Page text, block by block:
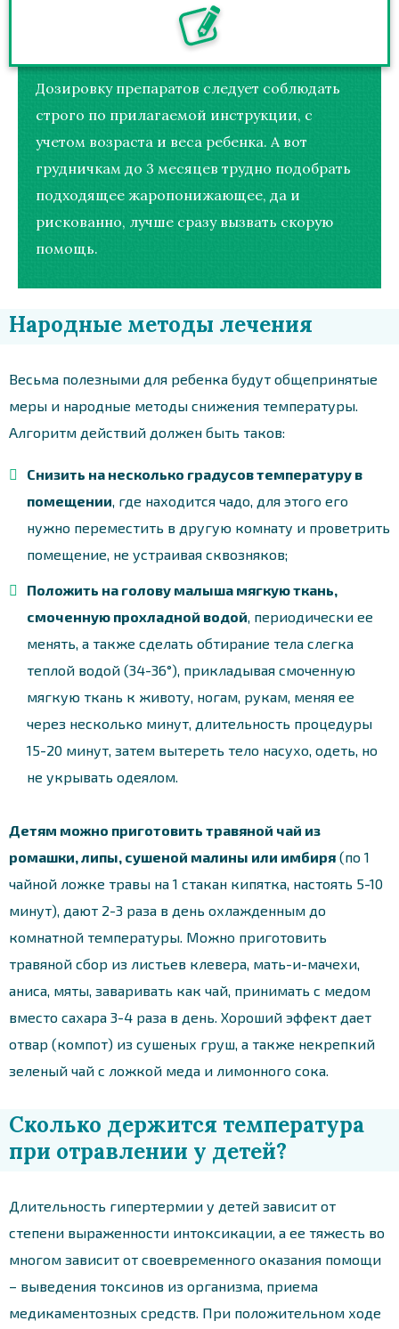
Дозировку препаратов следует соблюдать
строго по прилагаемой инструкции, с
учетом возраста и веса ребенка. А вот
грудничкам до 3 месяцев трудно подобрать
подходящее жаропонижающее, да и
рискованно, лучше сразу вызвать скорую
помощь.
Народные методы лечения
Весьма полезными для ребенка будут общепринятые
меры и народные методы снижения температуры.
Алгоритм действий должен быть таков:
Снизить на несколько градусов температуру в
помещении, где находится чадо, для этого его
нужно переместить в другую комнату и проветрить
помещение, не устраивая сквозняков;
Положить на голову малыша мягкую ткань,
смоченную прохладной водой, периодически ее
менять, а также сделать обтирание тела слегка
теплой водой (34-36°), прикладывая смоченную
мягкую ткань к животу, ногам, рукам, меняя ее
через несколько минут, длительность процедуры
15-20 минут, затем вытереть тело насухо, одеть, но
не укрывать одеялом.
Детям можно приготовить травяной чай из
ромашки, липы, сушеной малины или имбиря (по 1
чайной ложке травы на 1 стакан кипятка, настоять 5-10
минут), дают 2-3 раза в день охлажденным до
комнатной температуры. Можно приготовить
травяной сбор из листьев клевера, мать-и-мачехи,
аниса, мяты, заваривать как чай, принимать с медом
вместо сахара 3-4 раза в день. Хороший эффект дает
отвар (компот) из сушеных груш, а также некрепкий
зеленый чай с ложкой меда и лимонного сока.
Сколько держится температура
при отравлении у детей?
Длительность гипертермии у детей зависит от
степени выраженности интоксикации, а ее тяжесть во
многом зависит от своевременного оказания помощи
– выведения токсинов из организма, приема
медикаментозных средств. При положительном ходе